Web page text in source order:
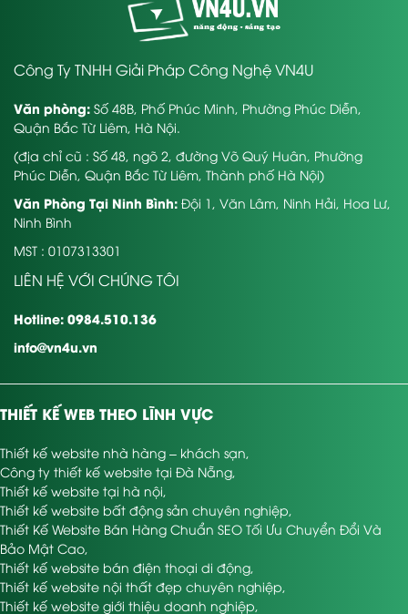
Công Ty TNHH Giải Pháp Công Nghệ VN4U
Văn phòng: Số 48B, Phố Phúc Minh, Phường Phúc Diễn,
Quận Bắc Từ Liêm, Hà Nội.
(địa chỉ cũ : Số 48, ngõ 2, đường Võ Quý Huân, Phường
Phúc Diễn, Quận Bắc Từ Liêm, Thành phố Hà Nội)
Văn Phòng Tại Ninh Bình: Đội 1, Văn Lâm, Ninh Hải, Hoa Lư,
Ninh Bình
MST : 0107313301
LIÊN HỆ VỚI CHÚNG TÔI
Hotline: 0984.510.136
info@vn4u.vn
THIẾT KẾ WEB THEO LĨNH VỰC
Thiết kế website nhà hàng – khách sạn,
Công ty thiết kế website tại Đà Nẵng,
Thiết kế website tại hà nội,
Thiết kế website bất động sản chuyên nghiệp,
Thiết Kế Website Bán Hàng Chuẩn SEO Tối Ưu Chuyển Đổi Và
Bảo Mật Cao,
Thiết kế website bán điện thoại di động,
Thiết kế website nội thất đẹp chuyên nghiệp,
Thiết kế website giới thiệu doanh nghiệp,